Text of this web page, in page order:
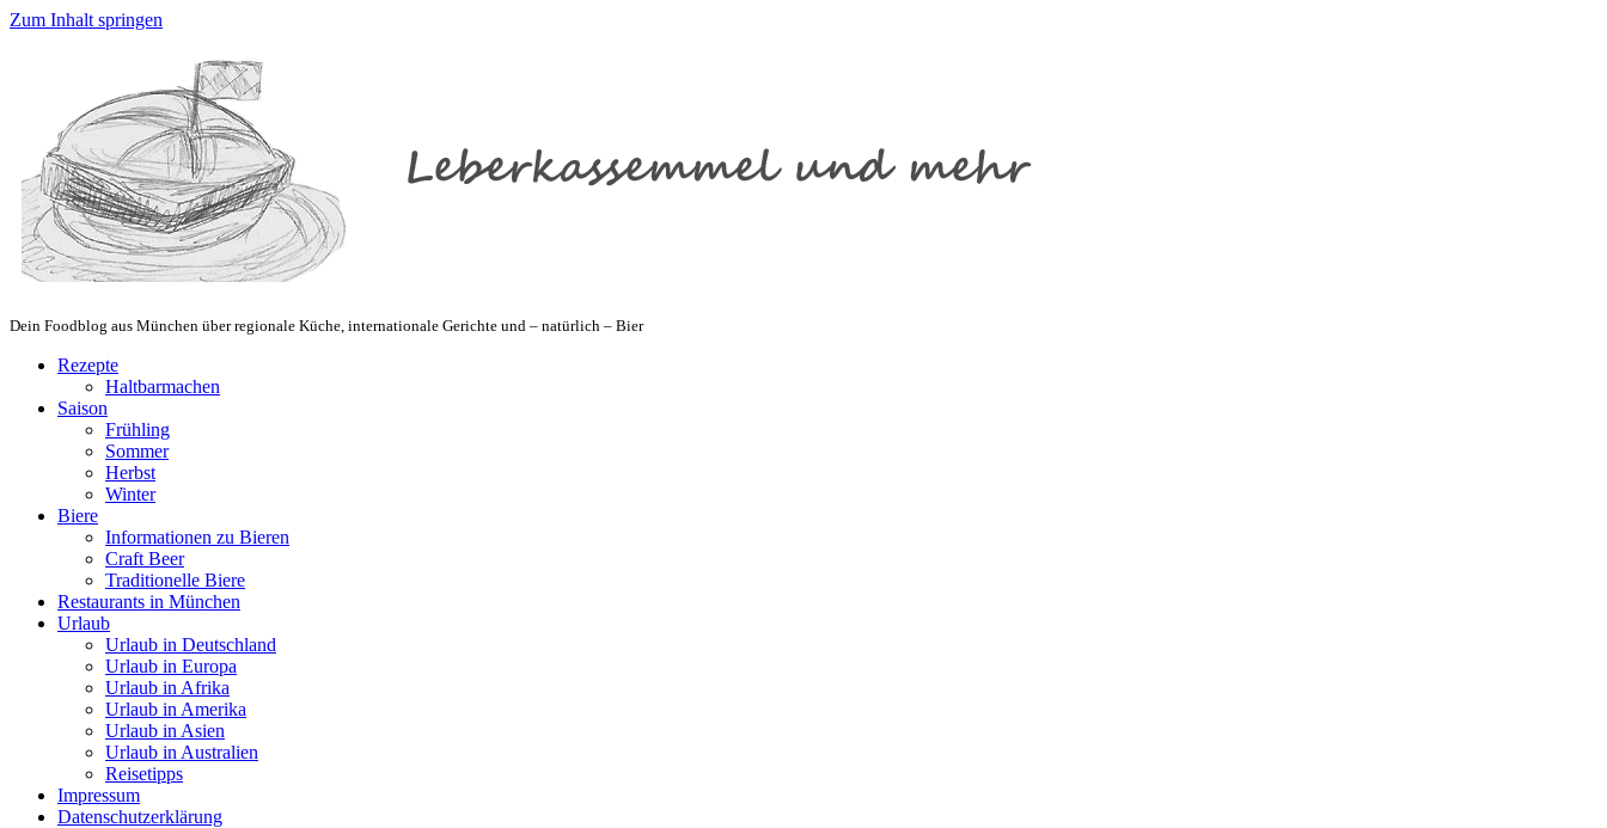
Zum Inhalt springen
Dein Foodblog aus München über regionale Küche, internationale Gerichte und – natürlich – Bier
Rezepte
Haltbarmachen
Saison
Frühling
Sommer
Herbst
Winter
Biere
Informationen zu Bieren
Craft Beer
Traditionelle Biere
Restaurants in München
Urlaub
Urlaub in Deutschland
Urlaub in Europa
Urlaub in Afrika
Urlaub in Amerika
Urlaub in Asien
Urlaub in Australien
Reisetipps
Impressum
Datenschutzerklärung